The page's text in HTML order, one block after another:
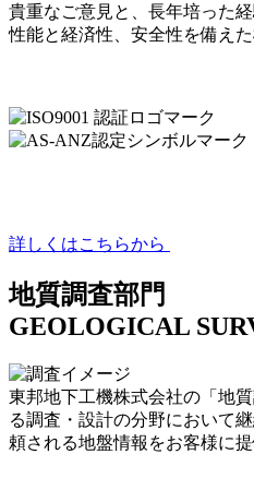
貴重なご意見と、長年培った
性能と経済性、安全性を備え
詳しくはこちらから
地質調査部門
GEOLOGICAL
東邦地下工機株式会社の「地
る調査・設計の分野において
頼される地盤情報をお客様に提